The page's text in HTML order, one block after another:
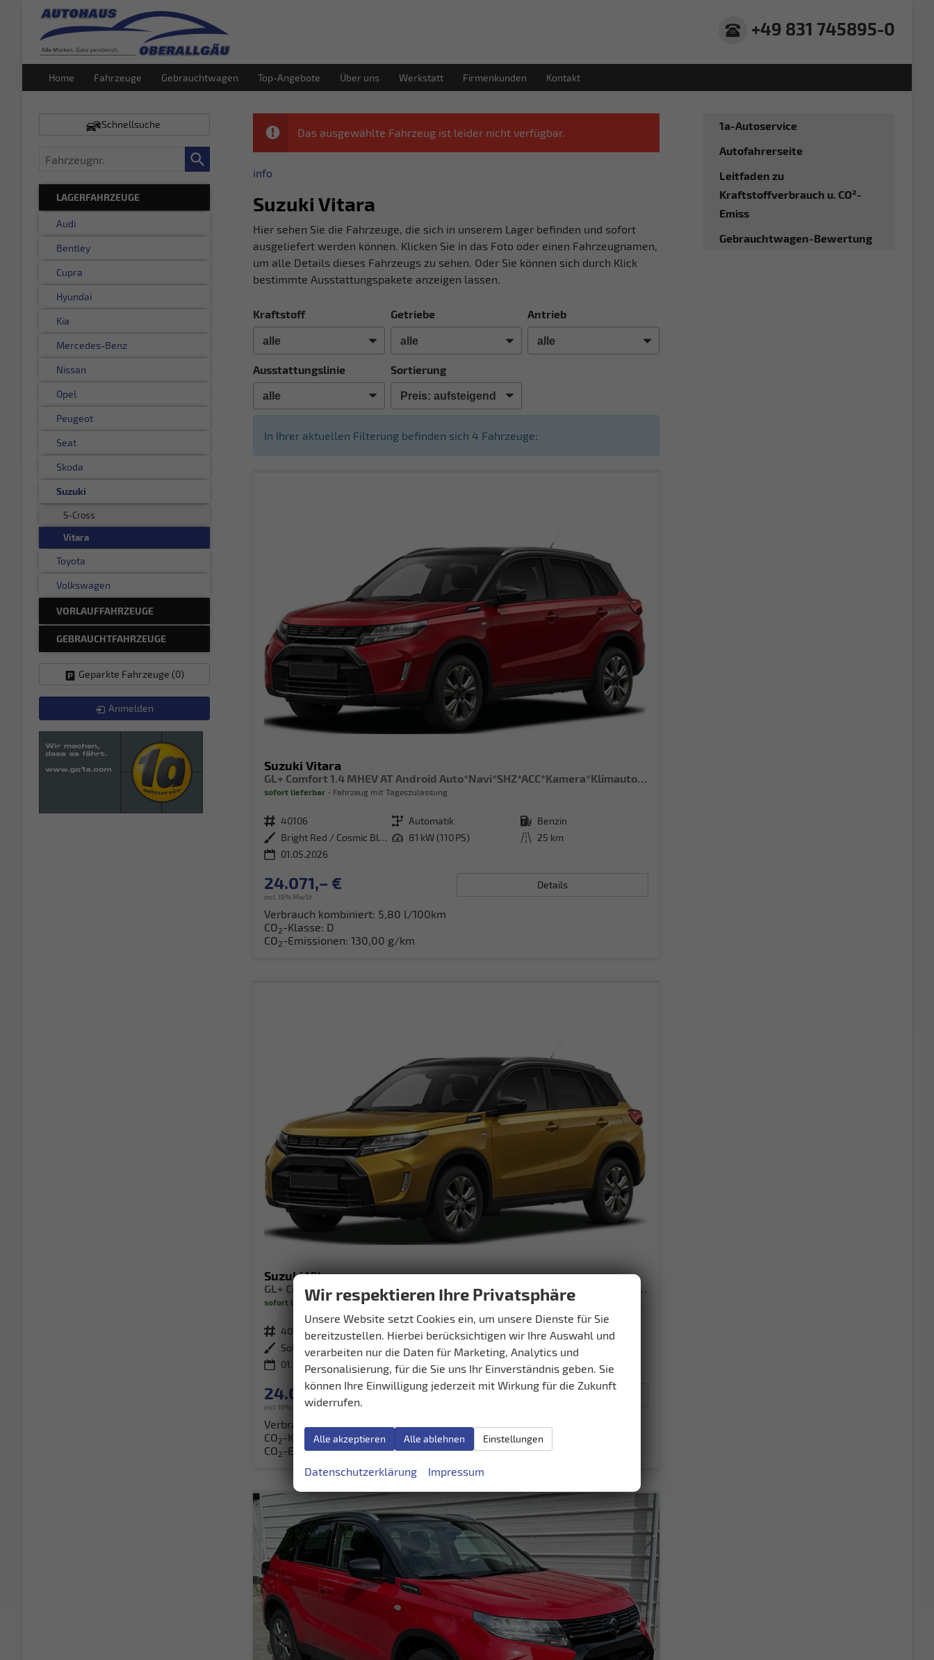
+49 831 745895-0
Home Fahrzeuge Gebrauchtwagen Top-Angebote Über uns Werkstatt Firmenkunden Kontakt
Das ausgewählte Fahrzeug ist leider nicht verfügbar.
info
Suzuki Vitara
Hier sehen Sie die Fahrzeuge, die sich in unserem Lager befinden und sofort
ausgeliefert werden können. Klicken Sie in das Foto oder einen Fahrzeugnamen,
um alle Details dieses Fahrzeugs zu sehen. Oder Sie können sich durch Klick
bestimmte Ausstattungspakete anzeigen lassen.
Kraftstoff Getriebe Antrieb
Ausstattungslinie Sortierung
In Ihrer aktuellen Filterung befinden sich 4 Fahrzeuge:
Suzuki Vitara
GL+ Comfort 1.4 MHEV AT Android Auto*Navi*SHZ*ACC*Kamera*Klimauto*LED*PrivacyGlas
sofort lieferbar Fahrzeug mit Tageszulassung
Fahrzeugnr. 40106 Getriebe Automatik Kraftstoff Benzin
Außenfarbe
Bright Red / Cosmic Black Pearl Metallic Leistung 81 kW (110 PS) Kilometerstand 25 km
01.05.2026
24.071,– €
incl. 19% MwSt.
Details
Verbrauch kombiniert: 5,80 l/100km
CO2-Klasse: D
CO2-Emissionen: 130,00 g/km
Suzuki Vitara
GL+ Comfort 1.4 MHEV AT Android Auto*Navi*SHZ*ACC*Kamera*Klimauto*LED*PrivacyGlas
sofort lieferbar Fahrzeug mit Tageszulassung
Fahrzeugnr. 40107 GetriebeAutomatik Kraftstoff Benzin
Außenfarbe
Solar Yellow Pearl Metallic / Cosmic Black Pearl Metallic Leistung 81 kW (110 PS) Kilometerstand 25 km
01.05.2026
24.071,– €
incl. 19% MwSt.
Details
Verbrauch kombiniert:5,80 l/100km
CO2-Klasse: D
CO2-Emissionen:130,00 g/km
Schnellsuche
Fahrzeugnr.
LAGERFAHRZEUGE
Audi
Bentley
Cupra
Hyundai
Kia
Mercedes-Benz
Nissan
Opel
Peugeot
Seat
Skoda
Suzuki
S-Cross
Vitara
Toyota
Volkswagen
VORLAUFFAHRZEUGE
GEBRAUCHTFAHRZEUGE
Geparkte Fahrzeuge (0)
Anmelden
1a-Autoservice
Autofahrerseite
Leitfaden zu
Kraftstoffverbrauch u. CO²-
Emiss
Gebrauchtwagen-Bewertung
Wir respektieren Ihre Privatsphäre
Unsere Website setzt Cookies ein, um unsere Dienste für Sie
bereitzustellen. Hierbei berücksichtigen wir Ihre Auswahl und
verarbeiten nur die Daten für Marketing, Analytics und
Personalisierung, für die Sie uns Ihr Einverständnis geben. Sie
können Ihre Einwilligung jederzeit mit Wirkung für die Zukunft
widerrufen.
Alle akzeptieren Alle ablehnen Einstellungen
Datenschutzerklärung Impressum